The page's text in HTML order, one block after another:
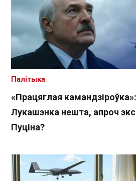
«Працяглая
Лукашэнка нешта, апроч
Пуціна?
Палітыка